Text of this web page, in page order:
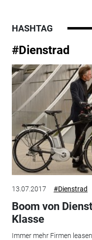
HASHTAG
#Dienstrad
13.07.2017 #Dienstrad
Boom von
Klasse
Immer mehr Firmen